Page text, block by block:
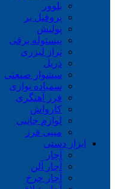
بلوور
پروفیل بر
پولیش
پیستوله برقی
تراز لیزری
دریل
سشوار صنعتی
سمباده نواری
فرز آهنگری
کارواش
لوازم جانبی
مینی فرز
ابزار دستی
آچار
آچار آلن
آچار چرخ